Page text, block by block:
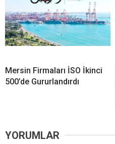
Mersin Firmaları İSO İkinci
500’de Gururlandırdı
YORUMLAR